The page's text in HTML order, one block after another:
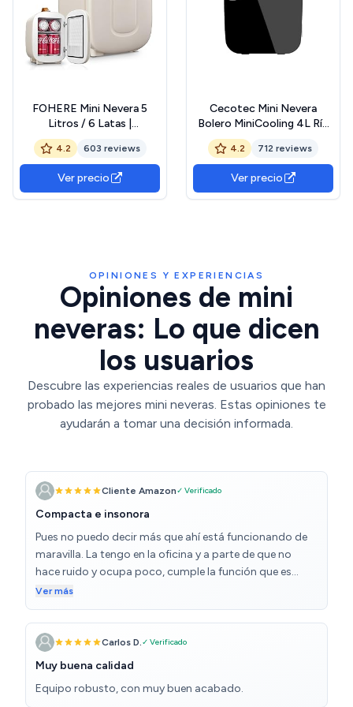
FOHERE Mini Nevera 5
Litros / 6 Latas |
USB+CA+CC | Modo
silencioso, portátil y
compacto | Nevera
pequeña para dormitorios,
coches, oficinas, cuidado
4.2 603 reviews
Ver precio
Cecotec Mini Nevera
Bolero MiniCooling 4L Río
Black, Funcionamiento 12V-
220V, Compatible coche y
caravanas, Función
enfriamiento y
calentamiento, Rango
4.2 712 reviews
Ver precio
OPINIONES Y EXPERIENCIAS
Opiniones de mini
neveras: Lo que dicen
los usuarios
Descubre las experiencias reales de usuarios que han
probado las mejores mini neveras. Estas opiniones te
ayudarán a tomar una decisión informada.
Cliente Amazon✓ Verificado
Compacta e insonora
Pues no puedo decir más que ahí está funcionando de
maravilla. La tengo en la oficina y a parte de que no
hace ruido y ocupa poco, cumple la función que es
refrigerar los alimentos.
Ver más
Carlos D.✓ Verificado
Muy buena calidad
Equipo robusto, con muy buen acabado.